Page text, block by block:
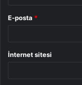
E-posta *
İnternet sitesi